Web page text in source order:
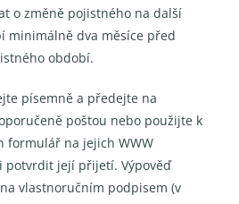
o změně pojistného na další
minimálně dva měsíce před
období.
písemně a předejte na
poštou nebo použijte k
formulář na jejich WWW
potvrdit její přijetí. Výpověď
vlastnoručním podpisem (v